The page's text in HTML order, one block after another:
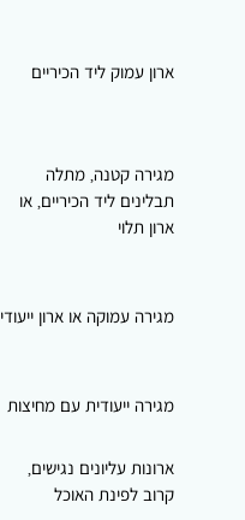
ארון עמוק ליד הכיריים
מגירה קטנה, מתלה
תבלינים ליד הכיריים, או
ארון תלוי
מגירה עמוקה או ארון ייעודי
מגירה ייעודית עם מחיצות
ארונות עליונים נגישים,
קרוב לפינת האוכל